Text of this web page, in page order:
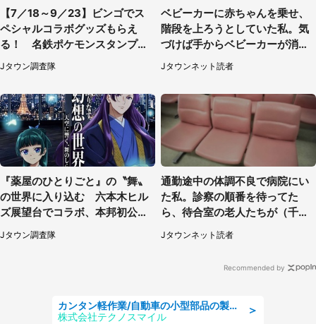
【7／18～9／23】ビンゴでス
ペシャルコラボグッズもらえ
る！ 名鉄ポケモンスタンプラ
リー2026
Jタウン調査隊
ベビーカーに赤ちゃんを乗せ、
階段を上ろうとしていた私。気
づけば手からベビーカーが消え
ていて（神奈川県・60代女性）
Jタウンネット読者
『薬屋のひとりごと』の〝舞〟
の世界に入り込む 六本木ヒル
ズ展望台でコラボ、本邦初公開
の「猫猫像」も【8／1～10／2
6】
Jタウン調査隊
通勤途中の体調不良で病院にい
た私。診察の順番を待ってた
ら、待合室の老人たちが（千葉
県・50代男性）
Jタウンネット読者
Recommended by
＞
カンタン軽作業/自動車の小型部品の製造オペレーター denso aichi
株式会社テクノスマイル